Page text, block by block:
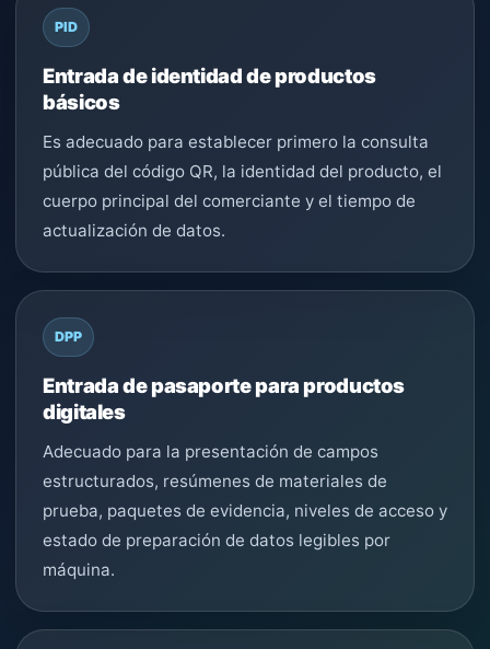
PID
Entrada de identidad de productos
básicos
Es adecuado para establecer primero la consulta
pública del código QR, la identidad del producto, el
cuerpo principal del comerciante y el tiempo de
actualización de datos.
DPP
Entrada de pasaporte para productos
digitales
Adecuado para la presentación de campos
estructurados, resúmenes de materiales de
prueba, paquetes de evidencia, niveles de acceso y
estado de preparación de datos legibles por
máquina.